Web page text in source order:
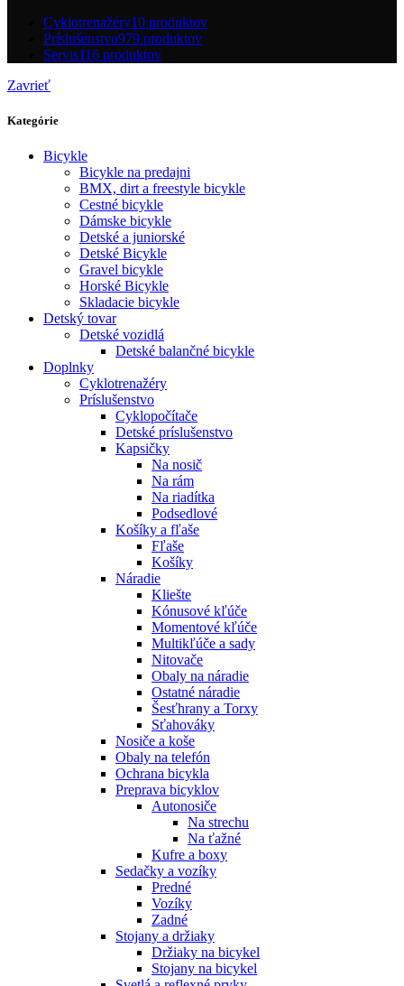
Cyklotrenažéry10 produktov
Príslušenstvo979 produktov
Servis116 produktov
Zavrieť
Kategórie
Bicykle
Bicykle na predajni
BMX, dirt a freestyle bicykle
Cestné bicykle
Dámske bicykle
Detské a juniorské
Detské Bicykle
Gravel bicykle
Horské Bicykle
Skladacie bicykle
Detský tovar
Detské vozidlá
Detské balančné bicykle
Doplnky
Cyklotrenažéry
Príslušenstvo
Cyklopočítače
Detské príslušenstvo
Kapsičky
Na nosič
Na rám
Na riadítka
Podsedlové
Košíky a fľaše
Fľaše
Košíky
Náradie
Kliešte
Kónusové kľúče
Momentové kľúče
Multikľúče a sady
Nitovače
Obaly na náradie
Ostatné náradie
Šesťhrany a Torxy
Sťahováky
Nosiče a koše
Obaly na telefón
Ochrana bicykla
Preprava bicyklov
Autonosiče
Na strechu
Na ťažné
Kufre a boxy
Sedačky a vozíky
Predné
Vozíky
Zadné
Stojany a držiaky
Držiaky na bicykel
Stojany na bicykel